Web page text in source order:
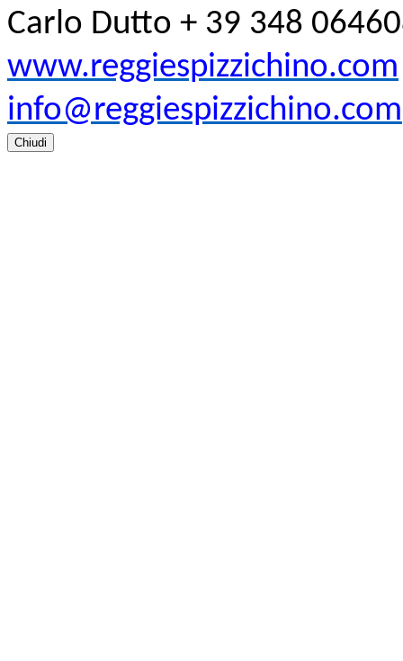
Carlo Dutto + 39 348
www.reggiespizzichino.com
info@reggiespizzichino.com
Chiudi